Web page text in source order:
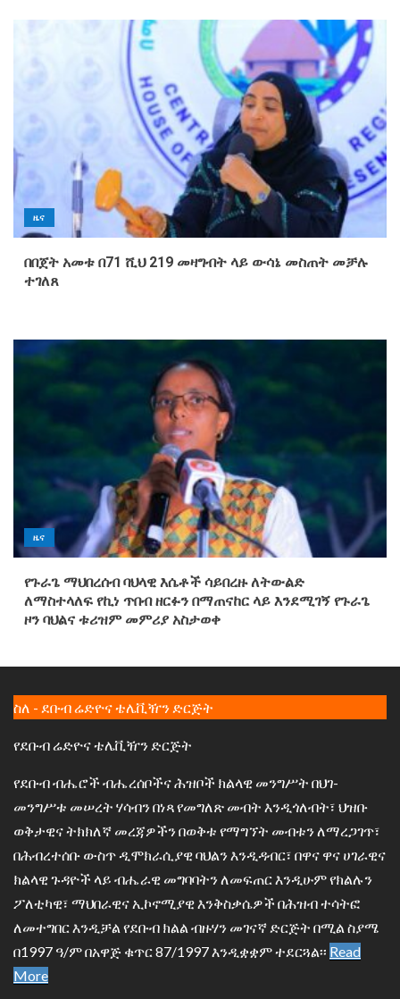
ዜና
በበጀት አመቱ በ71 ሺህ 219 መዛግብት ላይ ውሳኔ መስጠት መቻሉ
ተገለጸ
ዜና
የጉራጌ ማህበረሰብ ባህላዊ እሴቶች ሳይበረዙ ለትውልድ
ለማስተላለፍ የኪነ ጥበብ ዘርፉን በማጠናከር ላይ እንደሚገኝ የጉራጌ
ዞን ባህልና ቱሪዝም መምሪያ አስታወቀ
ስለ - ደቡብ ሬድዮና ቴሌቪዥን ድርጅት
የደቡብ ሬድዮና ቴሌቪዥን ድርጅት
የደቡብ ብሔሮች ብሔረሰቦችና ሕዝቦች ክልላዊ መንግሥት በህገ-
መንግሥቱ መሠረት ሃሳብን በነጻ የመግለጽ መብት እንዲጎለብት፣ ህዝቡ
ወቅታዊና ትክክለኛ መረጃዎችን በወቅቱ የማግኘት መብቱን ለማረጋገጥ፣
በሕብረተሰቡ ውስጥ ዲሞክራሲያዊ ባህልን እንዲዳብር፣ በዋና ዋና ሀገራዊና
ክልላዊ ጉዳዮች ላይ ብሔራዊ መግባባትን ለመፍጠር እንዲሁም የክልሉን
ፖለቲካዊ፣ ማህበራዊና ኢኮኖሚያዊ እንቅስቃሴዎች በሕዝብ ተሳትፎ
ለመተግበር እንዲቻል የደቡብ ክልል ብዙሃን መገናኛ ድርጅት በሚል ስያሜ
በ1997 ዓ/ም በአዋጅ ቁጥር 87/1997 እንዲቋቋም ተደርጓል፡፡ Read
More